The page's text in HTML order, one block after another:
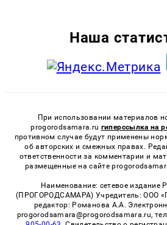
Наша
При использовании материалов
progorodsamara.ru гиперссылка на
противном случае будут применены
об авторских и смежных правах.
ответственности за комментарии и
размещенные на сайте
Наименование: сетевое издание
(ПРОГОРОДСАМАРА) Учредитель: ООО
редактор: Романова А.А.
progorodsamara@progorodsamara.ru,